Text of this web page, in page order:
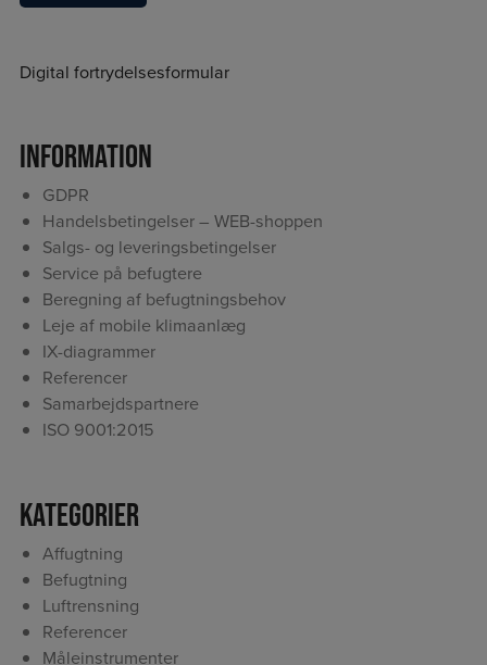
Digital fortrydelsesformular
Information
GDPR
Handelsbetingelser – WEB-shoppen
Salgs- og leveringsbetingelser
Service på befugtere
Beregning af befugtningsbehov
Leje af mobile klimaanlæg
IX-diagrammer
Referencer
Samarbejdspartnere
ISO 9001:2015
Kategorier
Affugtning
Befugtning
Luftrensning
Referencer
Måleinstrumenter